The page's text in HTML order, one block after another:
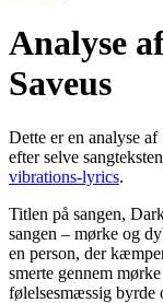
Analyse
Saveus
Dette er en analyse af
efter selve
vibrations-lyrics.
Titlen på sangen,
sangen – mørke og
en person, der
smerte gennem
følelsesmæssig byrde